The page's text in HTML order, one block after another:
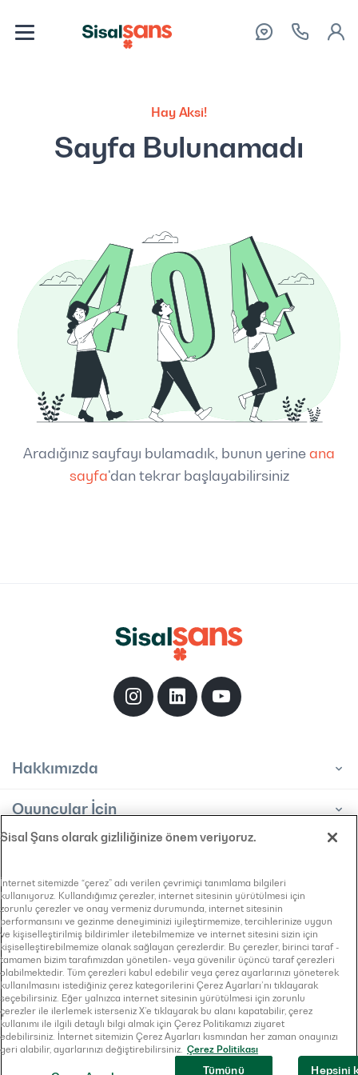
Hay Aksi!
Sayfa Bulunamadı
Aradığınız sayfayı bulamadık, bunun yerine ana
sayfa'dan tekrar başlayabilirsiniz
Hakkımızda
Oyuncular İçin
Bilgi Toplumu Hizmeti
KVKK Aydınlatma Metni
Bilgi Edinme Başvuru Formu
Çerez Politikası
Gizlilik Sözleşmesi
© 2026Sisal Şans. Tüm Hakları Saklıdır
Site Designed & Created by
Sisal Şans olarak gizliliğinize önem veriyoruz.
İnternet sitemizde “çerez” adı verilen çevrimiçi tanımlama bilgileri
kullanıyoruz. Kullandığımız çerezler, internet sitesinin yürütülmesi için
zorunlu çerezler ve onay vermeniz durumunda, internet sitesinin
performansını ve gezinme deneyiminizi iyileştirmemize, tercihlerinize uygun
ve kişiselleştirilmiş bildirimler iletebilmemize ve internet sitesini sizin için
kişiselleştirebilmemize olanak sağlayan çerezlerdir. Bu çerezler, birinci taraf -
tamamen bizim tarafımızdan yönetilen- veya güvenilir üçüncü taraf çerezleri
olabilmektedir. Tüm çerezleri kabul edebilir veya çerez ayarlarınızı yöneterek
kullanılmasını istediğiniz çerez kategorilerini Çerez Ayarları’nı tıklayarak
seçebilirsiniz. Eğer yalnızca internet sitesinin yürütülmesi için zorunlu
çerezler ile ilerlemek isterseniz X’e tıklayarak bu alanı kapatabilir, çerez
kullanımı ile ilgili detaylı bilgi almak için Çerez Politikamızı ziyaret
edebilirsiniz. İnternet sitemizin Çerez Ayarları kısmından her zaman onayınızı
geri alabilir, ayarlarınızı değiştirebilirsiniz. Çerez Politikası
Tümünü Hepsini